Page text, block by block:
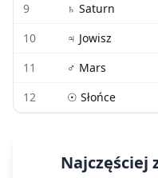
9
♄ Saturn
10
♃ Jowisz
11
♂ Mars
12
☉ Słońce
Najczęściej